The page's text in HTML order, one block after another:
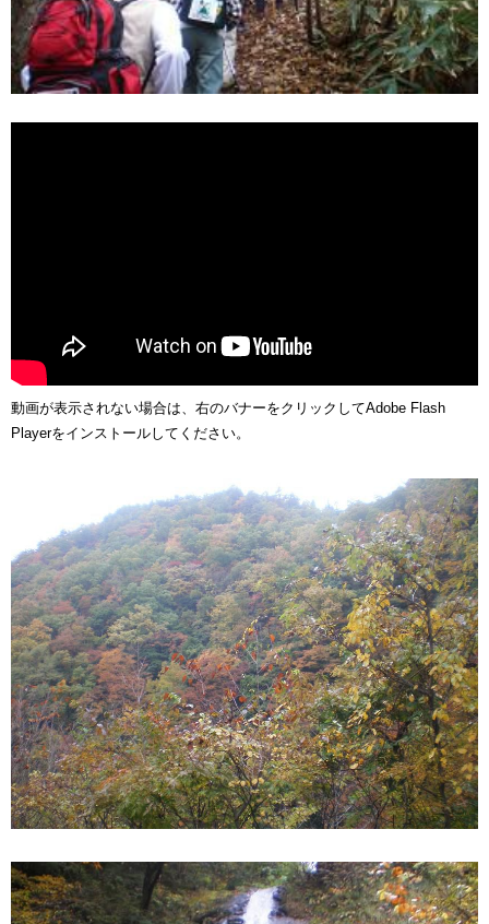
動画が表示されない場合は、右のバナーをクリックしてAdobe Flash
Playerをインストールしてください。